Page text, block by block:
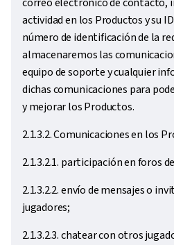
actividad en los Productos y su
número de identificación de la
almacenaremos las
equipo de soporte y cualquier
dichas comunicaciones para
y mejorar los Productos.
2.1.3.2. Comunicaciones en los
2.1.3.2.1. participación en foros
2.1.3.2.2. envío de mensajes o
jugadores;
2.1.3.2.3. chatear con otros